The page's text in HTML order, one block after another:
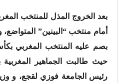
بعد الخروج المذل للمنتخب
أمام منتخب “البينين”
بصم عليه المنتخب المغربي
حيث طالبت الجماهير
رئيس الجامعة فوزي لقجع، و